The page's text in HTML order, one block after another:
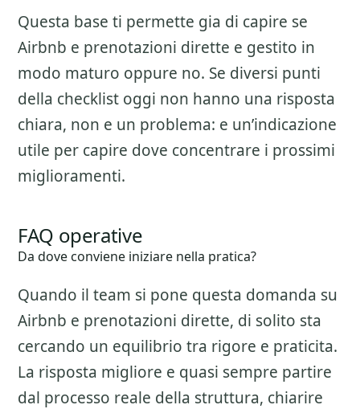
Questa base ti permette gia di capire se
Airbnb e prenotazioni dirette e gestito in
modo maturo oppure no. Se diversi punti
della checklist oggi non hanno una risposta
chiara, non e un problema: e un’indicazione
utile per capire dove concentrare i prossimi
miglioramenti.
FAQ operative
Da dove conviene iniziare nella pratica?
Quando il team si pone questa domanda su
Airbnb e prenotazioni dirette, di solito sta
cercando un equilibrio tra rigore e praticita.
La risposta migliore e quasi sempre partire
dal processo reale della struttura, chiarire